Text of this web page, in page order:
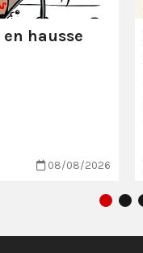
en hausse
08/08/2026